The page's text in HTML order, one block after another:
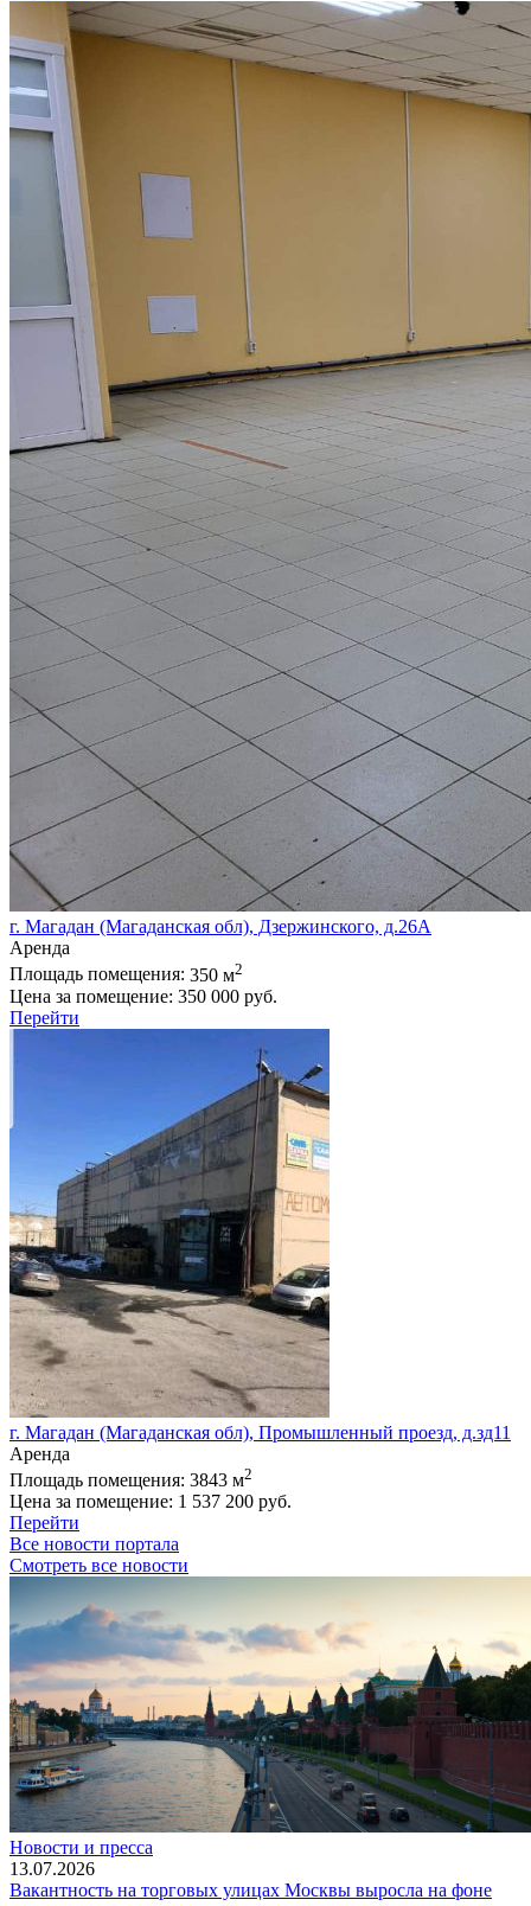
г. Магадан (Магаданская обл), Дзержинского, д.26А
Аренда
Площадь помещения: 350 м2
Цена за помещение: 350 000 руб.
Перейти
г. Магадан (Магаданская обл), Промышленный проезд, д.зд11
Аренда
Площадь помещения: 3843 м2
Цена за помещение: 1 537 200 руб.
Перейти
Все новости портала
Смотреть все новости
Новости и пресса
13.07.2026
Вакантность на торговых улицах Москвы выросла на фоне